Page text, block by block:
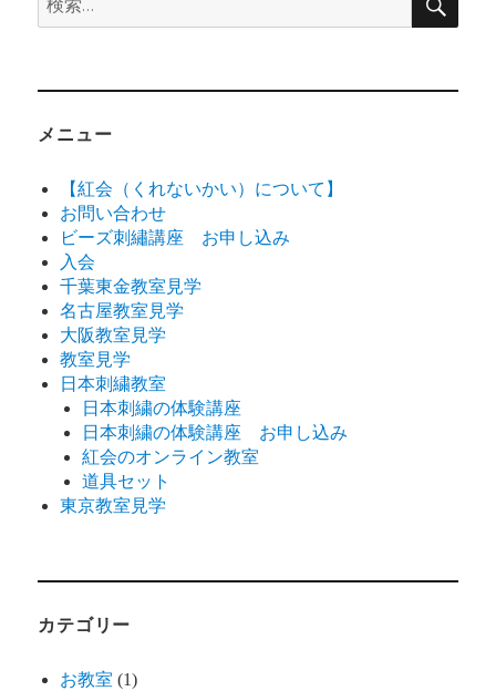
索:
メニュー
【紅会（くれないかい）について】
お問い合わせ
ビーズ刺繡講座 お申し込み
入会
千葉東金教室見学
名古屋教室見学
大阪教室見学
教室見学
日本刺繍教室
日本刺繍の体験講座
日本刺繍の体験講座 お申し込み
紅会のオンライン教室
道具セット
東京教室見学
カテゴリー
お教室 (1)